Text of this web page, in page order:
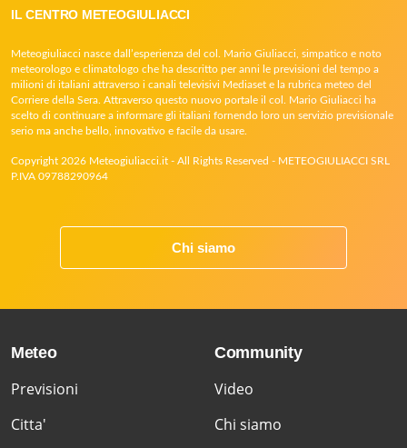
IL CENTRO METEOGIULIACCI
Meteogiuliacci nasce dall’esperienza del col. Mario Giuliacci, simpatico e noto
meteorologo e climatologo che ha descritto per anni le previsioni del tempo a
milioni di italiani attraverso i canali televisivi Mediaset e la rubrica meteo del
Corriere della Sera. Attraverso questo nuovo portale il col. Mario Giuliacci ha
scelto di continuare a informare gli italiani fornendo loro un servizio previsionale
serio ma anche bello, innovativo e facile da usare.
Copyright 2026 Meteogiuliacci.it - All Rights Reserved - METEOGIULIACCI SRL
P.IVA 09788290964
Chi siamo
Meteo
Previsioni
Citta'
Community
Video
Chi siamo